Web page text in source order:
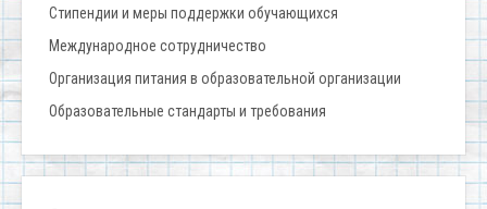
Стипендии и меры поддержки обучающихся
Международное сотрудничество
Организация питания в образовательной организации
Образовательные стандарты и требования